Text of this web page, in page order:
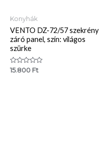
Konyhák
VENTO DZ-72/57 szekrény
záró panel, szín: világos
szürke
Értékelés:
15.800 Ft